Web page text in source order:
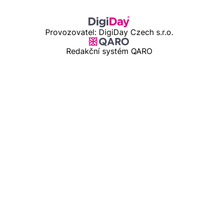
Provozovatel: DigiDay Czech s.r.o.
Redakční systém QARO